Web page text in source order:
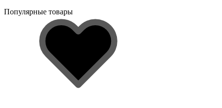
Популярные товары